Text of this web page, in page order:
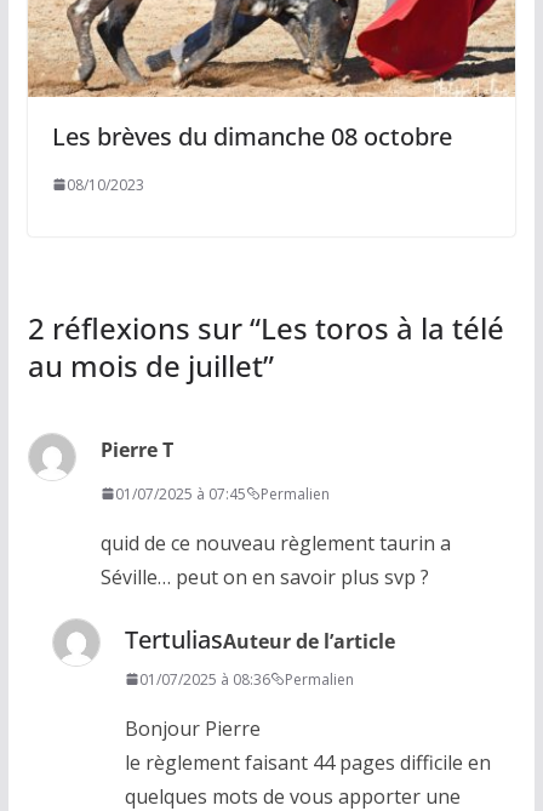
Les brèves du dimanche 08 octobre
08/10/2023
2 réflexions sur “Les toros à la télé
au mois de juillet”
Pierre T
01/07/2025 à 07:45 Permalien
quid de ce nouveau règlement taurin a
Séville… peut on en savoir plus svp ?
TertuliasAuteur de l’article
01/07/2025 à 08:36 Permalien
Bonjour Pierre
le règlement faisant 44 pages difficile en
quelques mots de vous apporter une